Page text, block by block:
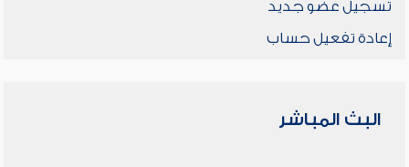
تسجيل عضو جديد
إعادة تفعيل حساب
البث المباشر